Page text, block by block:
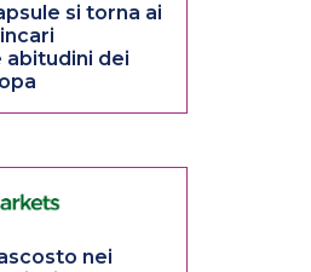
si torna ai
dei
nei